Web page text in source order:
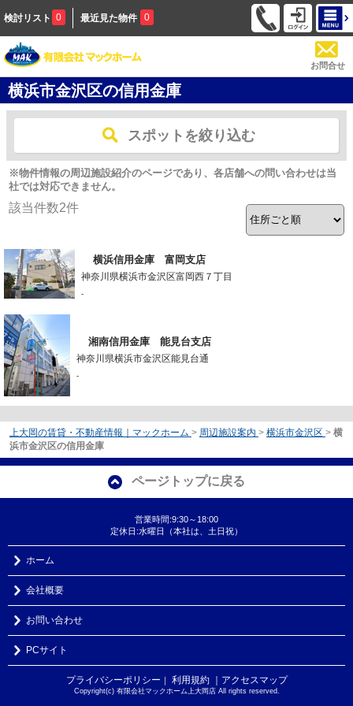
検討リスト 0 最近見た物件 0
お問合せ
横浜市金沢区の信用金庫
スポットを絞り込む
※物件情報の周辺施設紹介のページであり、各店舗への問い合わせは当
社では対応できません。
該当件数2件
横浜信用金庫 富岡支店
神奈川県横浜市金沢区富岡西７丁目
-
湘南信用金庫 能見台支店
神奈川県横浜市金沢区能見台通
-
上大岡の賃貸・不動産情報｜マックホーム > 周辺施設案内 > 横浜市金沢区 > 横
浜市金沢区の信用金庫
ページトップに戻る
営業時間:9:30～18:00
定休日:水曜日（本社は、土日祝）
ホーム
会社概要
お問い合わせ
PCサイト
プライバシーポリシー ｜ 利用規約 ｜アクセスマップ
Copyright(c) 有限会社マックホーム上大岡店 All rights reserved.